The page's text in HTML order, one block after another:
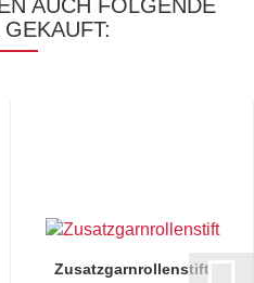
AUCH FOLGENDE
Zusatzgarnrollenstift